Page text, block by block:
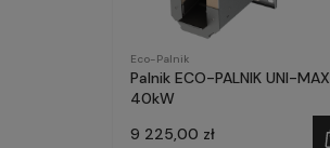
Eco-Palnik
Palnik ECO-PALNIK UNI-MAX
40kW
9 225,00 zł